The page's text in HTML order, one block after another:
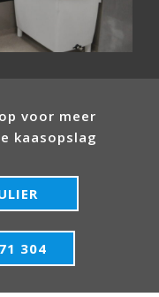
voor meer
kaasopslag
304